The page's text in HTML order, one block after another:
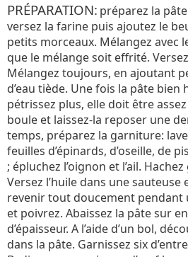
PRÉPARATION: préparez la
versez la farine puis ajoutez le
petits morceaux. Mélangez avec
que le mélange soit effrité.
Mélangez toujours, en ajoutant
d’eau tiède. Une fois la pâte bien
pétrissez plus, elle doit être
boule et laissez-la reposer une
temps, préparez la garniture:
feuilles d’épinards, d’oseille, de
; épluchez l’oignon et l’ail.
Versez l’huile dans une
revenir tout doucement pendant
et poivrez. Abaissez la pâte sur
d’épaisseur. A l’aide d’un bol,
dans la pâte. Garnissez six